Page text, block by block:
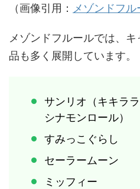
（画像引用： メゾンドフル
メゾンドフルールでは、
品も多く展開しています。
サンリオ（キキラ
シナモンロール）
すみっこぐらし
セーラームーン
ミッフィー